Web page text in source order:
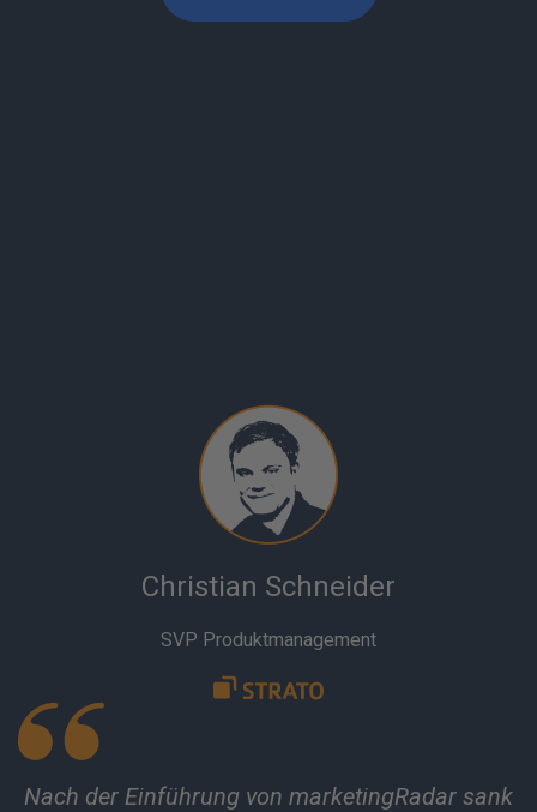
Christian Schneider
SVP Produktmanagement
Nach der Einführung von marketingRadar sank